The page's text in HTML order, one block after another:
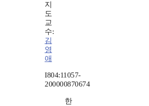
지
도
교
수:
김
영
애
I804:11057-
200000870674
한